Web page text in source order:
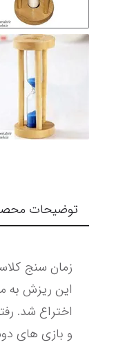
توضیحات
و بازی های